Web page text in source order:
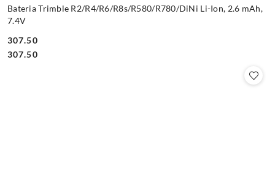
Bateria Trimble R2/R4/R6/R8s/R580/R780/DiNi Li-Ion, 2.6 mAh,
7.4V
Cena:
307.50
Cena:
307.50